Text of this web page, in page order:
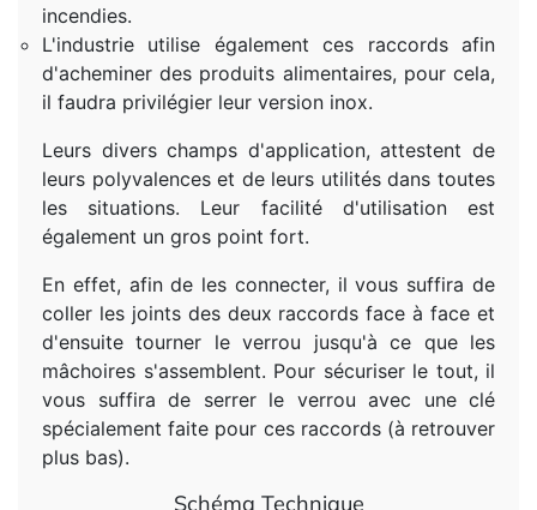
incendies.
L'industrie utilise également ces raccords afin
d'acheminer des produits alimentaires, pour cela,
il faudra privilégier leur version inox.
Leurs divers champs d'application, attestent de
leurs polyvalences et de leurs utilités dans toutes
les situations. Leur facilité d'utilisation est
également un gros point fort.
En effet, afin de les connecter, il vous suffira de
coller les joints des deux raccords face à face et
d'ensuite tourner le verrou jusqu'à ce que les
mâchoires s'assemblent. Pour sécuriser le tout, il
vous suffira de serrer le verrou avec une clé
spécialement faite pour ces raccords (à retrouver
plus bas).
Schéma Technique